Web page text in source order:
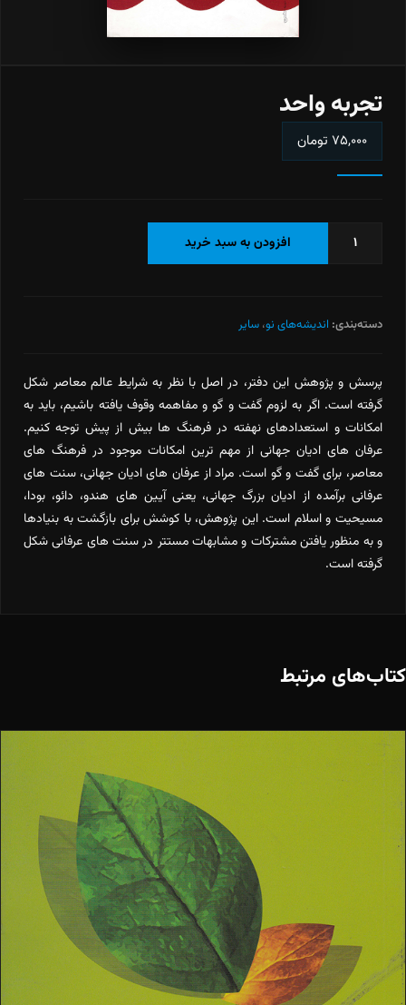
تجربه واحد
۷۵,۰۰۰ تومان
تجربه
افزودن به سبد خرید
دسته‌بندی: اندیشه‌های نو، سایر
پرسش و پژوهش این دفتر، در اصل با نظر به شرایط عالم معاصر شکل
گرفته است. اگر به لزوم گفت و گو و مفاهمه وقوف یافته باشیم، باید به
امکانات و استعدادهای نهفته در فرهنگ ها بیش از پیش توجه کنیم.
عرفان های ادیان جهانی از مهم ترین امکانات موجود در فرهنگ های
معاصر، برای گفت و گو است. مراد از عرفان های ادیان جهانی، سنت های
عرفانی برآمده از ادیان بزرگ جهانی، یعنی آیین های هندو، دائو، بودا،
مسیحیت و اسلام است. این پژوهش، با کوشش برای بازگشت به بنیادها
و به منظور یافتن مشترکات و مشابهات مستتر در سنت های عرفانی شکل
گرفته است.
کتاب‌های مرتبط